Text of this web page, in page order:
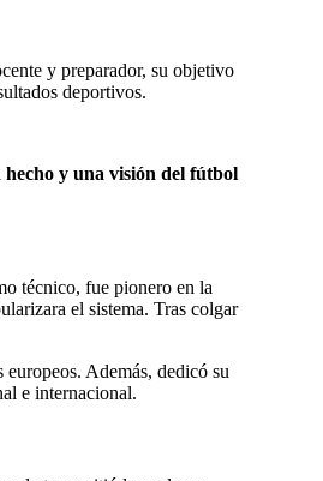
y preparador, su objetivo
deportivos.
y una visión del fútbol
técnico, fue pionero en la
el sistema. Tras colgar
Además, dedicó su
e internacional.